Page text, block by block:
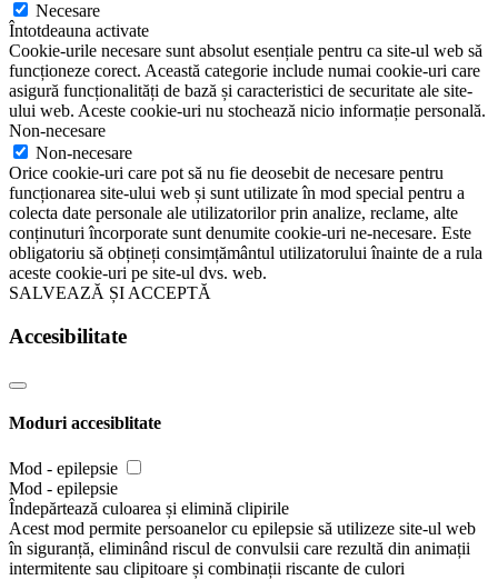
Necesare
Întotdeauna activate
Cookie-urile necesare sunt absolut esențiale pentru ca site-ul web să
funcționeze corect. Această categorie include numai cookie-uri care
asigură funcționalități de bază și caracteristici de securitate ale site-
ului web. Aceste cookie-uri nu stochează nicio informație personală.
Non-necesare
Non-necesare
Orice cookie-uri care pot să nu fie deosebit de necesare pentru
funcționarea site-ului web și sunt utilizate în mod special pentru a
colecta date personale ale utilizatorilor prin analize, reclame, alte
conținuturi încorporate sunt denumite cookie-uri ne-necesare. Este
obligatoriu să obțineți consimțământul utilizatorului înainte de a rula
aceste cookie-uri pe site-ul dvs. web.
SALVEAZĂ ȘI ACCEPTĂ
Accesibilitate
Moduri accesiblitate
Mod - epilepsie
Mod - epilepsie
Îndepărtează culoarea și elimină clipirile
Acest mod permite persoanelor cu epilepsie să utilizeze site-ul web
în siguranță, eliminând riscul de convulsii care rezultă din animații
intermitente sau clipitoare și combinații riscante de culori